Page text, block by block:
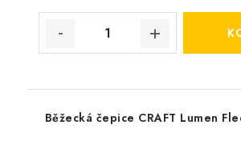
Běžecká čepice CRAFT Lumen